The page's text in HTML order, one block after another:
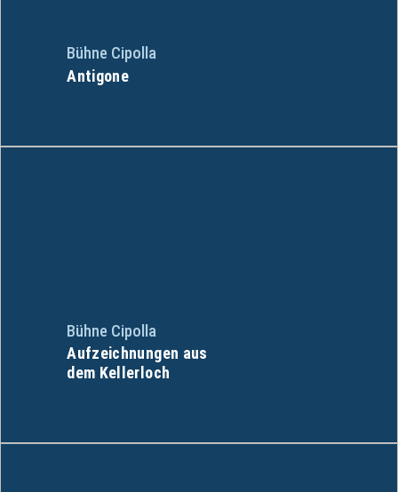
Bühne Cipolla
Antigone
Bühne Cipolla
Aufzeichnungen aus
dem Kellerloch